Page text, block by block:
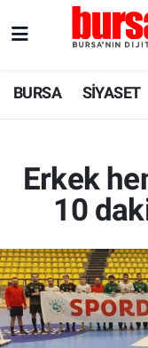
BURSA SİYASET
Erkek
10
SPOR
EKONOMİ
SAĞLIK
ASTROLOJİ
Süper Lig
Tüm
Son Dakika
Haber Arşivi